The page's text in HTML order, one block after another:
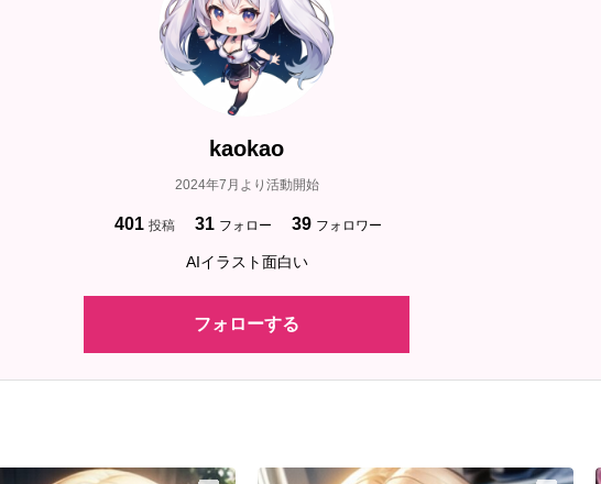
kaokao
2024年7月より活動開始
401 投稿 31 フォロー 39 フォロワー
AIイラスト面白い
フォローする